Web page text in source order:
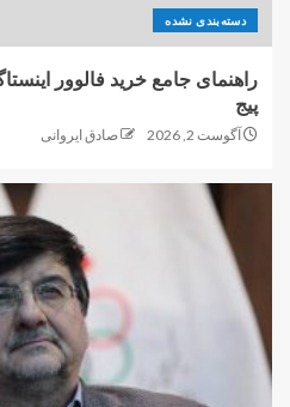
دسته‌بندی نشده
راهنمای جامع خرید فالوور
پیج
آگوست 2, 2026 صادق ایروانی